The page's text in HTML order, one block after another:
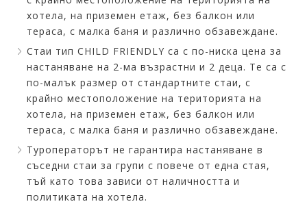
хотела, на приземен етаж, без балкон или
тераса, с малка баня и различно обзавеждане.
Стаи тип CHILD FRIENDLY са с по-ниска цена за
настаняване на 2-ма възрастни и 2 деца. Те са с
по-малък размер от стандартните стаи, с
крайно местоположение на територията на
хотела, на приземен етаж, без балкон или
тераса, с малка баня и различно обзавеждане.
Туроператорът не гарантира настаняване в
съседни стаи за групи с повече от една стая,
тъй като това зависи от наличността и
политиката на хотела.